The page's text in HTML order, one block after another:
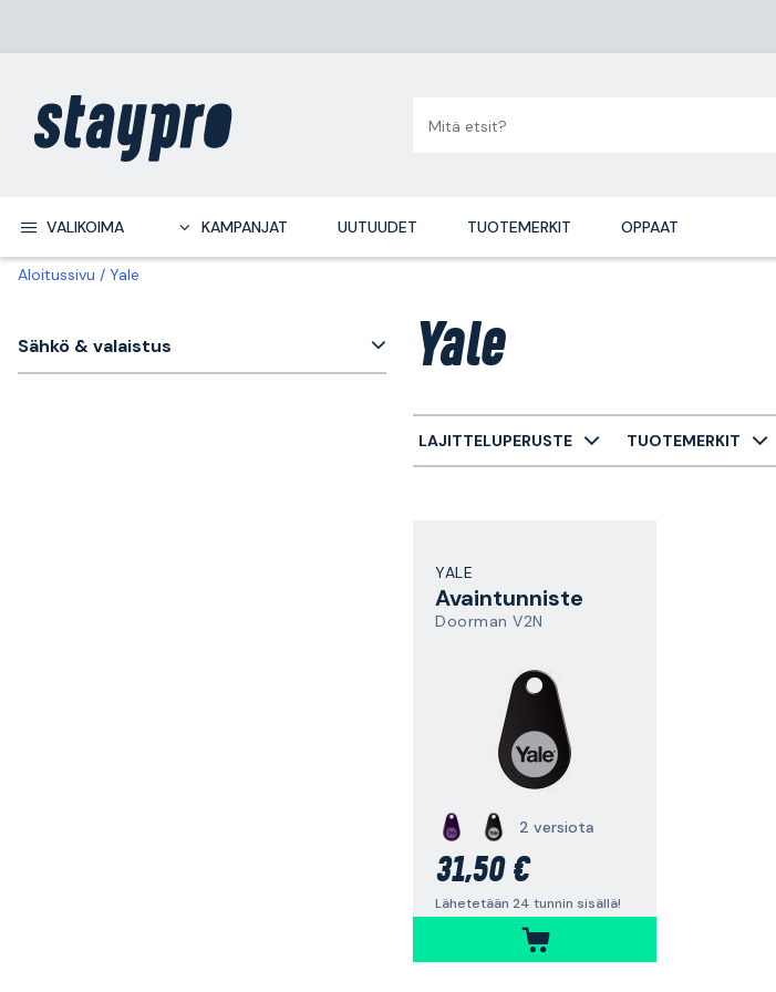
VALIKOIMA KAMPANJAT UUTUUDET TUOTEMERKIT OPPAAT
Aloitussivu Yale
Sähkö & valaistus Yale
LAJITTELUPERUSTE TUOTEMERKIT
YALE
Avaintunniste
Doorman V2N
2 versiota
31,50 €
Lähetetään 24 tunnin sisällä!